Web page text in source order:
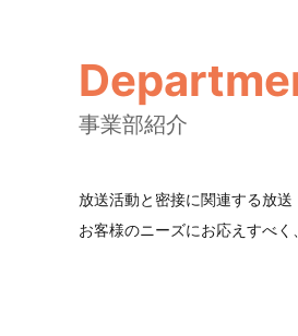
事業部紹介
放送活動と密接に関連する放送
お客様のニーズにお応えすべ